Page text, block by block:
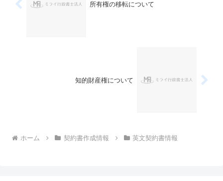
所有権の移転について
知的財産権について
ホーム 契約書作成情報 英文契約書情報